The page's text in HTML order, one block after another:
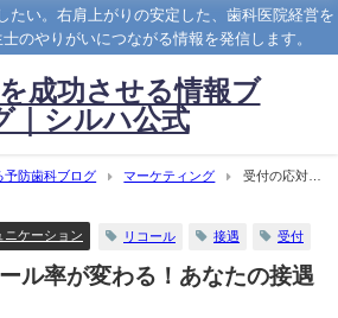
たい。右肩上がりの安定した、歯科医院経営を
のやりがいにつながる情報を発信します。
成功させる情報ブ
｜シルハ公式
予防歯科ブログ マーケティング
受付の応対で
ニケーション リコール 接遇 受付
ル率が変わる！あなたの接遇